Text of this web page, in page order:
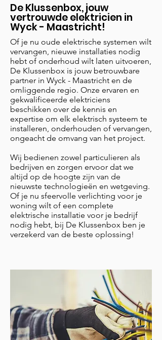
De Klussenbox, jouw
vertrouwde elektricien in
Wyck - Maastricht!
Of je nu oude elektrische systemen wilt
vervangen, nieuwe installaties nodig
hebt of onderhoud wilt laten uitvoeren,
De Klussenbox is jouw betrouwbare
partner in Wyck - Maastricht en de
omliggende regio. Onze ervaren en
gekwalificeerde elektriciens
beschikken over de kennis en
expertise om elk elektrisch systeem te
installeren, onderhouden of vervangen,
ongeacht de omvang van het project.
Wij bedienen zowel particulieren als
bedrijven en zorgen ervoor dat we
altijd op de hoogte zijn van de
nieuwste technologieën en wetgeving.
Of je nu sfeervolle verlichting voor je
woning wilt of een complete
elektrische installatie voor je bedrijf
nodig hebt, bij De Klussenbox ben je
verzekerd van de beste oplossing!